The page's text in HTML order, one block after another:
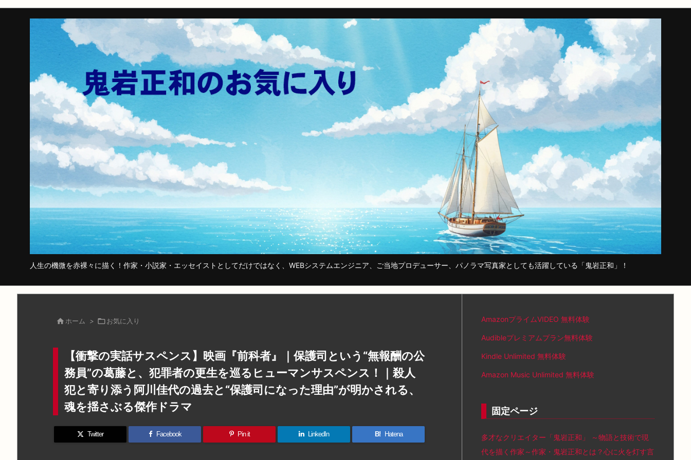
人生の機微を赤裸々に描く！作家・小説家・エッセイストとしてだけではなく、WEBシステムエンジニア、ご当地プロデューサー、パノラマ写真家としても活躍している「鬼岩正和」！
 ホーム > お気に入り
【衝撃の実話サスペンス】映画『前科者』｜保護司という“無報酬の公
務員”の葛藤と、犯罪者の更生を巡るヒューマンサスペンス！｜殺人
犯と寄り添う阿川佳代の過去と“保護司になった理由”が明かされる、
魂を揺さぶる傑作ドラマ
Twitter Facebook Pin it LinkedIn B! Hatena
AmazonプライムVIDEO 無料体験
Audibleプレミアムプラン無料体験
Kindle Unlimited 無料体験
Amazon Music Unlimited 無料体験
固定ページ
多才なクリエイター「鬼岩正和」 ～物語と技術で現
代を描く作家～作家・鬼岩正和とは？心に火を灯す言